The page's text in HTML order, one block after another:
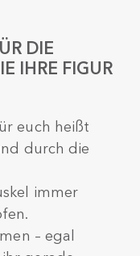
DIE D
FIGUR V
euch heißt
durch die
immer
– egal